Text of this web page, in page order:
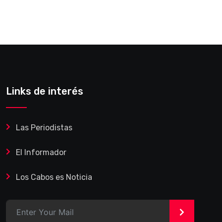
Links de interés
Las Periodistas
El Informador
Los Cabos es Noticia
>